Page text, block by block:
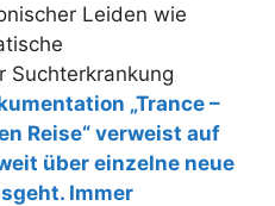
Leiden wie
Suchterkrankung
„Trance –
Reise“ verweist auf
über einzelne neue
Immer